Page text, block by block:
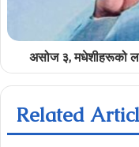
असोज ३, मधेशीहरूको
Related